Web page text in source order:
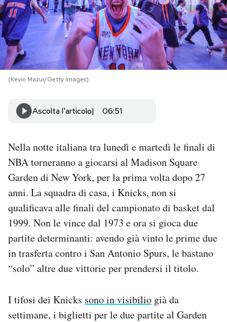
NEWSLETTER
I MIEI PREFERITI
CALENDARIO
AREA PERSONALE
Area Personale
Newsletter
Notifiche mobile
Regala il Post
Hai bisogno di aiuto?
Esci
(Kevin Mazur/Getty Images)
Ascolta l'articolo 06:51
Nella notte italiana tra lunedì e martedì le finali di
NBA torneranno a giocarsi al Madison Square
Garden di New York, per la prima volta dopo 27
anni. La squadra di casa, i Knicks, non si
qualificava alle finali del campionato di basket dal
1999. Non le vince dal 1973 e ora si gioca due
partite determinanti: avendo già vinto le prime due
in trasferta contro i San Antonio Spurs, le bastano
“solo” altre due vittorie per prendersi il titolo.
I tifosi dei Knicks sono in visibilio già da
settimane, i biglietti per le due partite al Garden